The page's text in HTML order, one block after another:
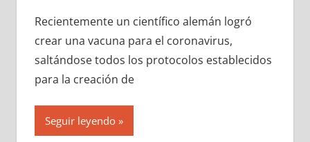
Recientemente un científico alemán logró
crear una vacuna para el coronavirus,
saltándose todos los protocolos establecidos
para la creación de
Seguir leyendo